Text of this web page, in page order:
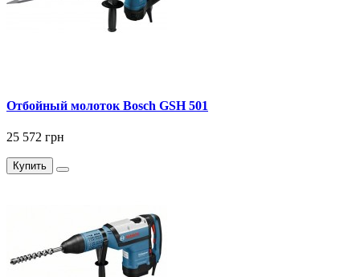
Отбойный молоток Bosch GSH 501
25 572 грн
Купить